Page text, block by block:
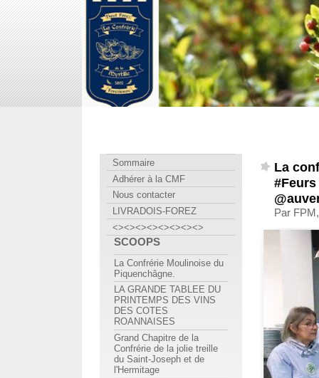
Confrérie Myrtille Forézienne
La
Par
Sommaire
Adhérer à la CMF
Nous contacter
LIVRADOIS-FOREZ
<><><><><><><><>
SCOOPS
La Confrérie Moulinoise du
Piquenchâgne.
LA GRANDE TABLEE DU
PRINTEMPS DES VINS
DES COTES
ROANNAISES
Grand Chapitre de la
Confrérie de la jolie treille
du Saint-Joseph et de
l'Hermitage